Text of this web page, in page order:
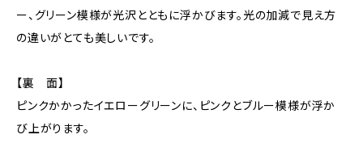
ー、グリーン模様が光沢とともに浮かびます。光の加減で見え方
の違いがとても美しいです。
【裏 面】
ピンクかかったイエローグリーンに、ピンクとブルー模様が浮か
び上がります。